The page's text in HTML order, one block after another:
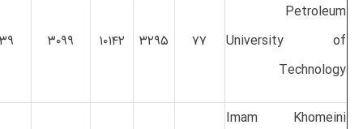
Petroleum
University of
Technology
۷۷ ۳۲۹۵ ۱۰۱۴۲ ۳۰۹۹
Imam Khomeini